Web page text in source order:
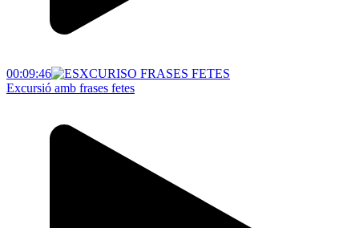
00:09:46
Excursió amb frases fetes